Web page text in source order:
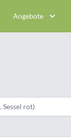
Angebote